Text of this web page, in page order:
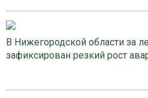
В Нижегородской области за
зафиксирован резкий рост